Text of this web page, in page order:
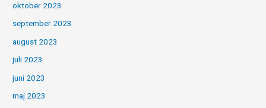
oktober 2023
september 2023
august 2023
juli 2023
juni 2023
maj 2023